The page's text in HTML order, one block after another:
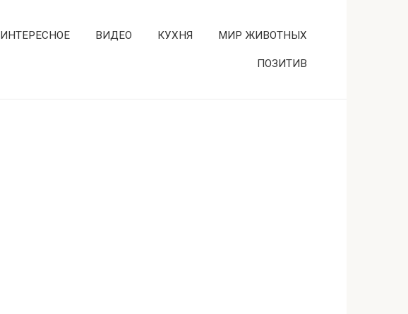
ИНТЕРЕСНОЕ ВИДЕО КУХНЯ МИР ЖИВОТНЫХ
ПОЗИТИВ